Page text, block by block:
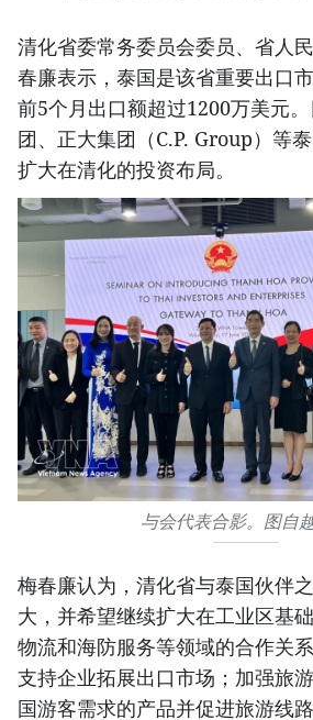
清化省委常务委员会委员、省人
春廉表示，泰国是该省重要出口
前5个月出口额超过1200万美元
团、正大集团（C.P. Group）等
扩大在清化的投资布局。
与会代表合影。图自
梅春廉认为，清化省与泰国伙伴
大，并希望继续扩大在工业区基
物流和海防服务等领域的合作关
支持企业拓展出口市场；加强旅
国游客需求的产品并促进旅游线